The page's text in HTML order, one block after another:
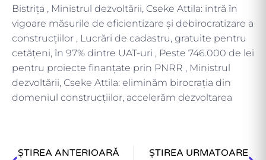
Bistrița , Ministrul dezvoltării, Cseke Attila: intră în
vigoare măsurile de eficientizare și debirocratizare a
construcțiilor , Lucrări de cadastru, gratuite pentru
cetățeni, în 97% dintre UAT-uri , Peste 746.000 de lei
pentru proiecte finanțate prin PNRR , Ministrul
dezvoltării, Cseke Attila: eliminăm birocrația din
domeniul construcțiilor, accelerăm dezvoltarea
ȘTIREA ANTERIOARĂ ȘTIREA URMATOARE